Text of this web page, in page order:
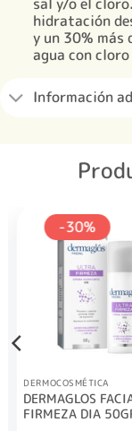
hidratación
y un 30% más
agua con
Información
-30%
DERMOCOSMÉTICA
DERMAGLOS
FIRMEZA DIA